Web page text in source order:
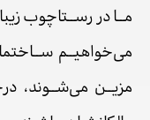
مــا در رســتاچوب
می‌خواهیــم
مزیــن می‌شــوند،